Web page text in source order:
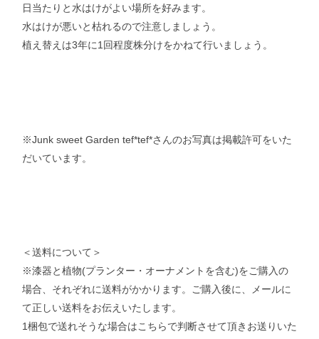
日当たりと水はけがよい場所を好みます。
水はけが悪いと枯れるので注意しましょう。
植え替えは3年に1回程度株分けをかねて行いましょう。
※Junk sweet Garden tef*tef*さんのお写真は掲載許可をいた
だいています。
＜送料について＞
※漆器と植物(プランター・オーナメントを含む)をご購入の
場合、それぞれに送料がかかります。ご購入後に、メールに
て正しい送料をお伝えいたします。
1梱包で送れそうな場合はこちらで判断させて頂きお送りいた